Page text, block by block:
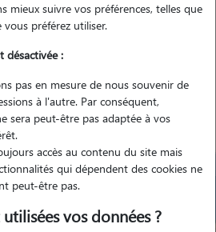
à Domfront en
Poiraie
mieux suivre vos préférences, telles que
vous préférez utiliser.
désactivée :
pas en mesure de nous souvenir de
à l'autre. Par conséquent,
sera peut-être pas adaptée à vos
accès au contenu du site mais
qui dépendent des cookies ne
peut-être pas.
vos données ?